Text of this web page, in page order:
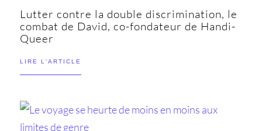
Lutter contre la double discrimination, le
combat de David, co-fondateur de Handi-
Queer
LIRE L'ARTICLE